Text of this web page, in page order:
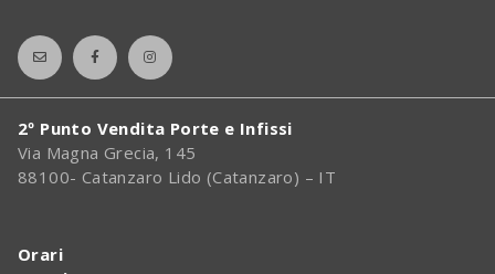
2º Punto Vendita Porte e Infissi
Via Magna Grecia, 145
88100- Catanzaro Lido (Catanzaro) – IT
Orari